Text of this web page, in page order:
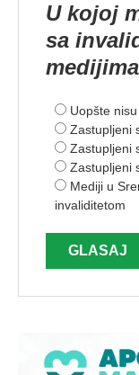
U kojoj
sa
Uopšte
Zastupljeni
Zastupljeni
Zastupljeni
Mediji u
invaliditetom
GLASAJ